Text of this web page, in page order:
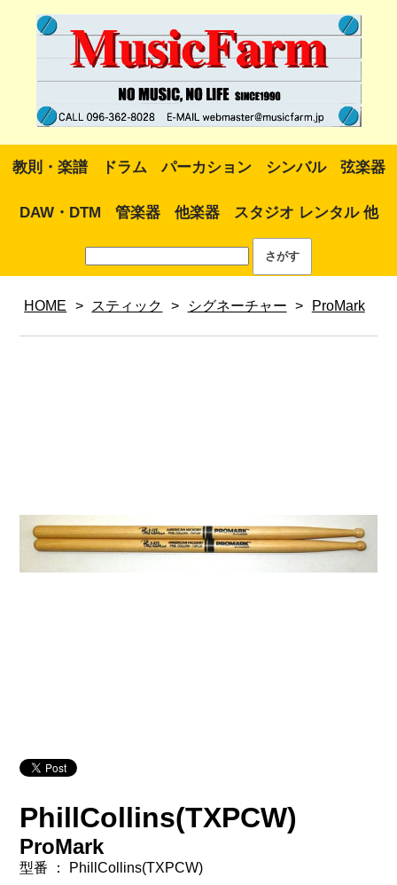
教則・楽譜 ドラム パーカション シンバル 弦楽器
DAW・DTM 管楽器 他楽器 スタジオ レンタル 他
HOME > スティック > シグネーチャー > ProMark
PhillCollins(TXPCW)
ProMark
型番 ： PhillCollins(TXPCW)